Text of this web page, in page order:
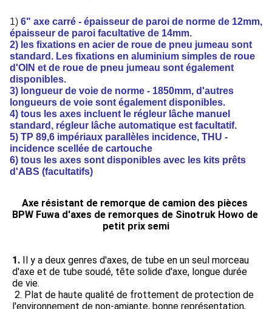
1) 6" axe carré - épaisseur de paroi de norme de 12mm,
épaisseur de paroi facultative de 14mm.
2) les fixations en acier de roue de pneu jumeau sont
standard. Les fixations en aluminium simples de roue
d'OIN et de roue de pneu jumeau sont également
disponibles.
3) longueur de voie de norme - 1850mm, d'autres
longueurs de voie sont également disponibles.
4) tous les axes incluent le régleur lâche manuel
standard, régleur lâche automatique est facultatif.
5) TP 89,6 impériaux parallèles incidence, THU -
incidence scellée de cartouche
6) tous les axes sont disponibles avec les kits prêts
d'ABS (facultatifs)
Axe résistant de remorque de camion des pièces
BPW Fuwa d'axes de remorques de Sinotruk Howo de
petit prix semi
1.
Il y a deux genres d'axes, de tube en un seul morceau
d'axe et de tube soudé, tête solide d'axe, longue durée
de vie.
2. Plat de haute qualité de frottement de protection de
l'environnement de non-amiante, bonne représentation,